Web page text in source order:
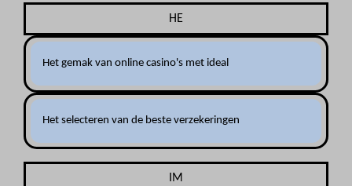
HE
Het gemak van online casino's met ideal
Het selecteren van de beste verzekeringen
IM